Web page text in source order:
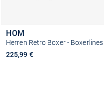
HOM
Herren Retro Boxer - Boxerlines
225,99 €